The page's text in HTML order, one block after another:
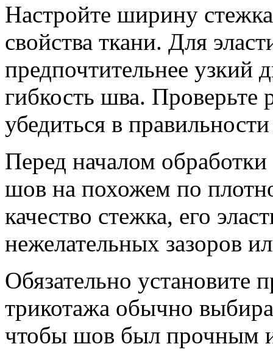
Настройте ширину
свойства ткани. Для
предпочтительнее узкий
гибкость шва. Проверьте
убедиться в
Перед началом
шов на похожем по
качество стежка, его
нежелательных зазоров
Обязательно установите
трикотажа обычно
чтобы шов был прочным